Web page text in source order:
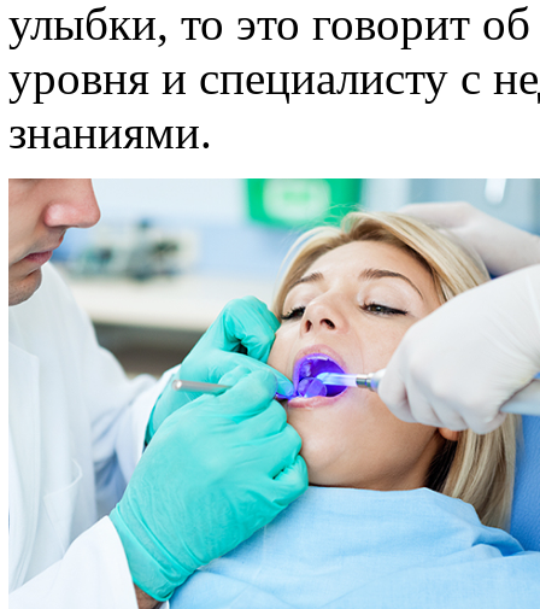
улыбки, то это говорит
уровня и специалисту с
знаниями.